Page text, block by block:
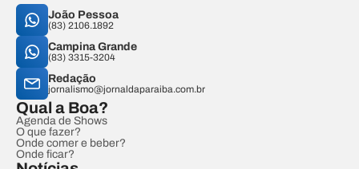
João Pessoa
(83) 2106.1892
Campina Grande
(83) 3315-3204
Redação
jornalismo@jornaldaparaiba.com.br
Qual a Boa?
Agenda de Shows
O que fazer?
Onde comer e beber?
Onde ficar?